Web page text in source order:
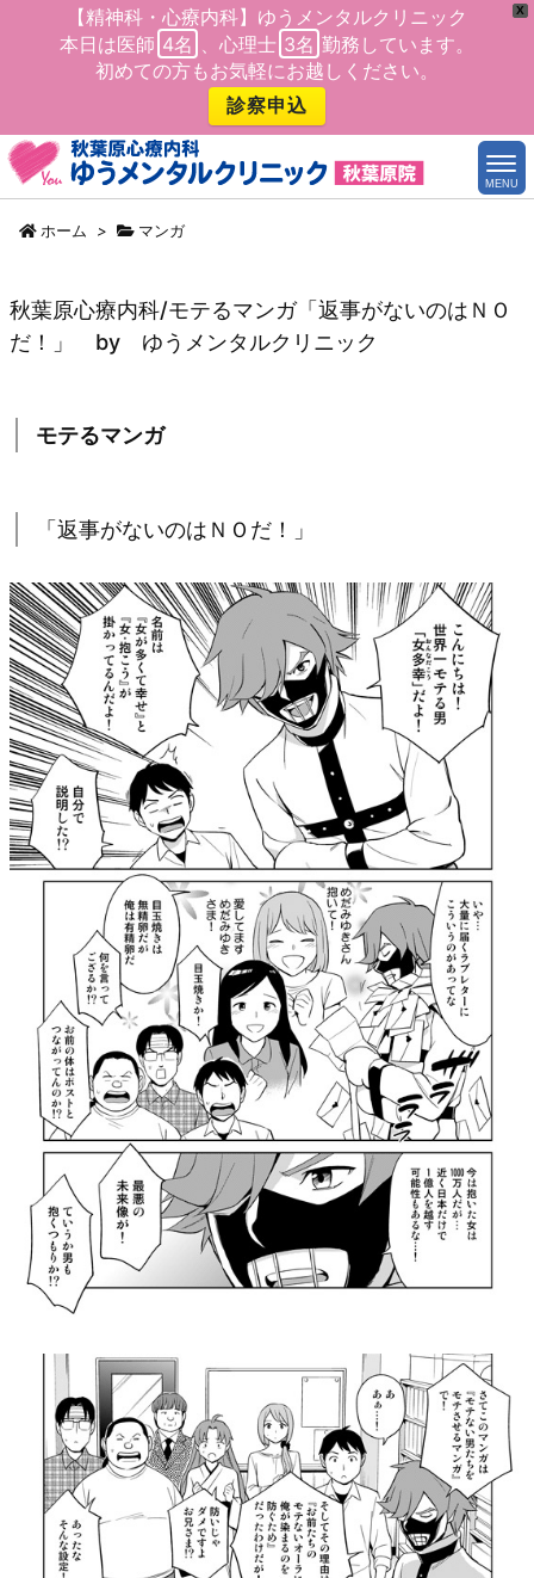
X
【精神科・心療内科】ゆうメンタルクリニック
本日は医師 4名 、心理士 3名 勤務しています。
初めての方もお気軽にお越しください。
診察申込
MENU
ホーム > マンガ
秋葉原心療内科/モテるマンガ「返事がないのはＮＯ
だ！」 by ゆうメンタルクリニック
モテるマンガ
「返事がないのはＮＯだ！」